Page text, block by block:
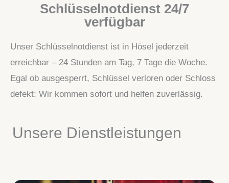
Schlüsselnotdienst 24/7
verfügbar
Unser Schlüsselnotdienst ist in Hösel jederzeit
erreichbar – 24 Stunden am Tag, 7 Tage die Woche.
Egal ob ausgesperrt, Schlüssel verloren oder Schloss
defekt: Wir kommen sofort und helfen zuverlässig.
Unsere Dienstleistungen